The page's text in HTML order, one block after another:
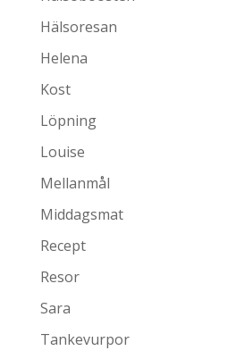
Hälsoresan
Helena
Kost
Löpning
Louise
Mellanmål
Middagsmat
Recept
Resor
Sara
Tankevurpor